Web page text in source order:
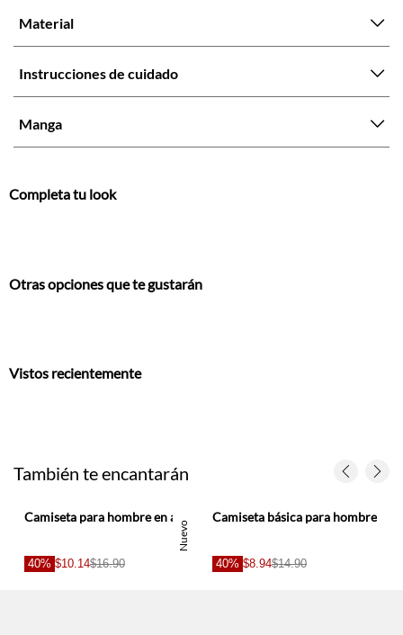
Material
Instrucciones de cuidado
Manga
Completa tu look
Otras opciones que te gustarán
Vistos recientemente
También te encantarán
Nuevo
Camiseta para hombre en algodón verde oliva fit regular con bordado raqueta
40% $10.14$16.90
Camiseta básica para hombre
40% $8.94$14.90